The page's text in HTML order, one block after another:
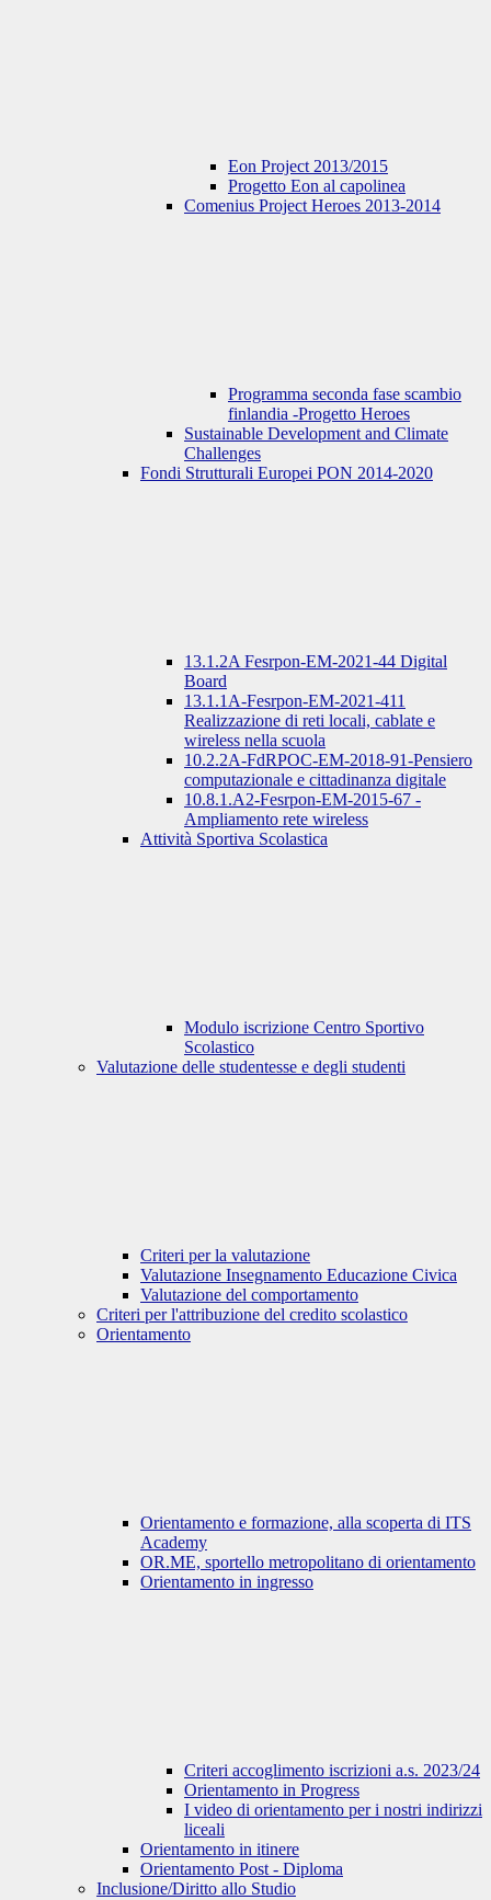
Eon Project 2013/2015
Progetto Eon al capolinea
Comenius Project Heroes 2013-2014
Programma seconda fase scambio
finlandia -Progetto Heroes
Sustainable Development and Climate
Challenges
Fondi Strutturali Europei PON 2014-2020
13.1.2A Fesrpon-EM-2021-44 Digital
Board
13.1.1A-Fesrpon-EM-2021-411
Realizzazione di reti locali, cablate e
wireless nella scuola
10.2.2A-FdRPOC-EM-2018-91-Pensiero
computazionale e cittadinanza digitale
10.8.1.A2-Fesrpon-EM-2015-67 -
Ampliamento rete wireless
Attività Sportiva Scolastica
Modulo iscrizione Centro Sportivo
Scolastico
Valutazione delle studentesse e degli studenti
Criteri per la valutazione
Valutazione Insegnamento Educazione Civica
Valutazione del comportamento
Criteri per l'attribuzione del credito scolastico
Orientamento
Orientamento e formazione, alla scoperta di ITS
Academy
OR.ME, sportello metropolitano di orientamento
Orientamento in ingresso
Criteri accoglimento iscrizioni a.s. 2023/24
Orientamento in Progress
I video di orientamento per i nostri indirizzi
liceali
Orientamento in itinere
Orientamento Post - Diploma
Inclusione/Diritto allo Studio